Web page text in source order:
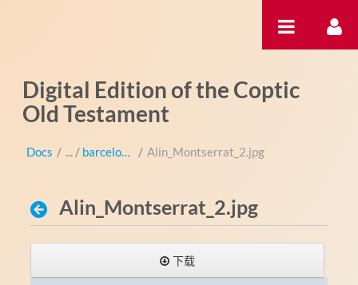
Digital Edition of the Coptic
Old Testament
Docs / barcelona-montserrat / Alin_Montserrat_2.jpg
Alin_Montserrat_2.jpg
下载